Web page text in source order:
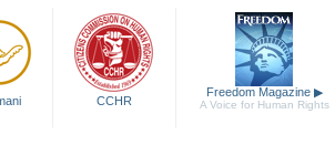
CCHR
Freedom Magazine ▶
A Voice for Human Rights